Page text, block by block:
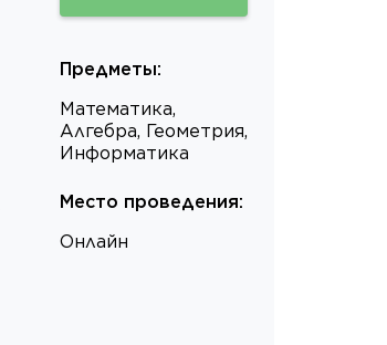
Предметы:
Математика,
Алгебра, Геометрия,
Информатика
Место проведения:
Онлайн